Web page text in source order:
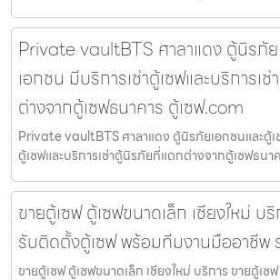
Private vaultBTS ศาลาแดง ตู้นิรภัย
เอกชน มีบริการเช่าตู้เซฟและบริการเ
ต่างจากตู้เซฟธนาคาร ตู้เซฟ.com
Private vaultBTS ศาลาแดง ตู้นิรภัยเอกชนและตู้เ
ตู้เซฟและบริการเช่าตู้นิรภัยที่แตกต่างจากตู้เซฟธนา
ขายตู้เซฟ ตู้เซฟขนาดเล็ก เชียงใหม่ บ
รับติดตั้งตู้เซฟ พร้อมทีมงานมืออาชีพ
ขายตู้เซฟ ตู้เซฟขนาดเล็ก เชียงใหม่ บริการ ขายตู้เ